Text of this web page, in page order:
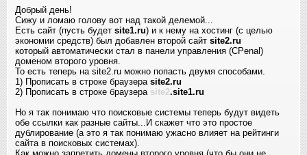
Добрый день!
Сижу и ломаю голову вот над такой делемой...
Есть сайт (пусть будет site1.ru) и к нему на хостинг (с целью
экономии средств) был добавлен второй сайт site2.ru
который автоматически стал в панели управления (CPenal)
доменом второго уровня.
То есть теперь на site2.ru можно попасть двумя способами.
1) Прописать в строке браузера site2.ru
2) Прописать в строке браузера site2.site1.ru
Но я так понимаю что поисковые системы теперь будут видеть
обе ссылки как разные сайты...И скажет что это простое
дублирование (а это я так понимаю ужасно влияет на рейтинги
сайта в поисковых системах).